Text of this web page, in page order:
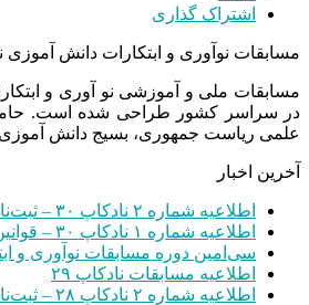
اشتراک گذاری
مسابقات نوآوری و ابتکارات دانش آموزی
مسابقات ملی و آموزشی نو آوری و
در سراسر کشور طراحی شده است.
علمی ریاست جمهوری، بسیج دانش
آخرین اخبار
اطلاعیه شماره ۲ نادکاپ ۳۰ – ثبت‌نام
اطلاعیه شماره ۱ نادکاپ ۳۰ – قوانین
سی‌امین دوره مسابقات نوآوری و
اطلاعیه مسابقات نادکاپ ۲۹
اطلاعیه شماره ۲ نادکاپ ۲۸ – ثبت‌نام